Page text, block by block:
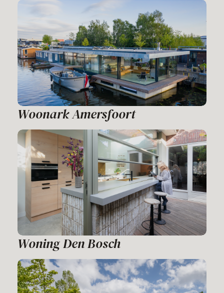
Woonark Amersfoort
Woning Den Bosch